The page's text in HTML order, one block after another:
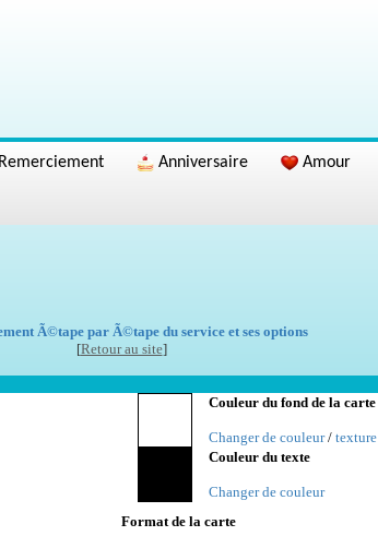
Remerciement Anniversaire Amour
Ã©tape par Ã©tape du service et ses options
[Retour au site]
Couleur du fond de la carte
Changer de couleur/ texture
Couleur du texte
Changer de couleur
Format de la carte